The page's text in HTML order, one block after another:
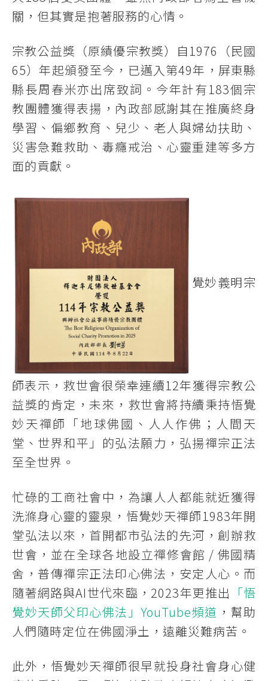
關，但其實是抱著服務的心情。
宗教公益獎（原績優宗教獎）自1976（民國
65）年起頒發至今，已邁入第49年，屏東縣
縣長周春米亦出席致詞。今年計有183個宗
教團體獲得表揚，內政部感謝其在推廣終身
學習、偏鄉教育、兒少、老人與婦幼扶助、
災害急難救助、毒癮戒治、心靈重建等多方
面的貢獻。
覺妙義明宗
師表示，救世會很榮幸連續12年獲得宗教公
益獎的肯定，未來，救世會將持續秉持悟覺
妙天禪師「地球佛國、人人作佛；人間天
堂、世界和平」的弘法願力，弘揚禪宗正法
至全世界。
忙碌的工商社會中，為讓人人都能就近獲得
洗滌身心靈的靈泉，悟覺妙天禪師1983年開
堂弘法以來，首開都市弘法的先河，創辦救
世會，並在全球各地設立禪修會館 / 佛國精
舍，普傳禪宗正法印心佛法，安定人心。而
隨著網路與AI世代來臨，2023年更推出 「悟
覺妙天師父印心佛法」YouTube頻道 ，幫助
人們隨時定位在佛國淨土，遠離災難病苦。
此外，悟覺妙天禪師很早就投身社會身心健